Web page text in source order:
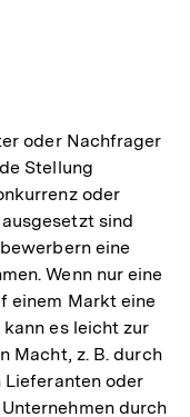
oder Nachfrager
Stellung
oder
sind
eine
Wenn nur eine
einem Markt eine
es leicht zur
Macht, z. B. durch
Lieferanten oder
durch